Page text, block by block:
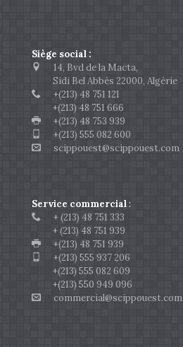
Siège social :
14, Bvd de la Macta,
Sidi Bel Abbès 22000, Algérie
+(213) 48 751 121
+(213) 48 751 666
+(213) 48 753 939
+(213) 555 082 600
scippouest@scippouest.com
Service commercial:
+ (213) 48 751 333
+ (213) 48 751 939
+(213) 48 751 939
+(213) 555 937 206
+(213) 555 082 609
+(213) 550 949 096
commercial@scippouest.com